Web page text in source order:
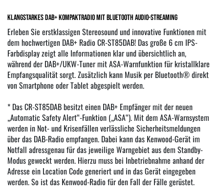
Klangstarkes DAB+ Kompaktradio mit Bluetooth Audio-Streaming
Erleben Sie erstklassigen Stereosound und innovative Funktionen mit
dem hochwertigen DAB+ Radio CR-ST85DAB! Das große 6 cm IPS-
Farbdisplay zeigt alle Informationen klar und übersichtlich an,
während der DAB+/UKW-Tuner mit ASA-Warnfunktion für kristallklare
Empfangsqualität sorgt. Zusätzlich kann Musik per Bluetooth® direkt
von Smartphone oder Tablet abgespielt werden.
* Das CR-ST85DAB besitzt einen DAB+ Empfänger mit der neuen
„Automatic Safety Alert“-Funktion („ASA“). Mit dem ASA-Warnsystem
werden in Not- und Krisenfällen verlässliche Sicherheitsmeldungen
über das DAB-Radio empfangen. Dabei kann das Kenwood-Gerät im
Notfall adressgenau für das jeweilige Warngebiet aus dem Standby-
Modus geweckt werden. Hierzu muss bei Inbetriebnahme anhand der
Adresse ein Location Code generiert und in das Gerät eingegeben
werden. So ist das Kenwood-Radio für den Fall der Fälle gerüstet.